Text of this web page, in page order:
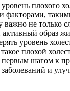
плохого
факторами,
важно не только
образ
уровень
плохой
первым шагом к
заболеваний и